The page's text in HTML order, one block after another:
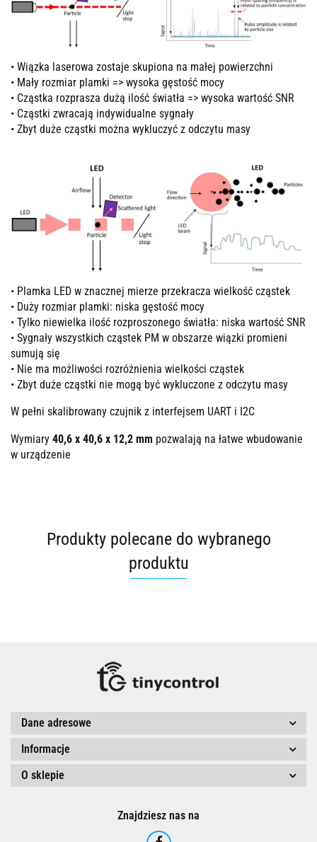
• Wiązka laserowa zostaje skupiona na małej powierzchni
• Mały rozmiar plamki => wysoka gęstość mocy
• Cząstka rozprasza dużą ilość światła => wysoka wartość SNR
• Cząstki zwracają indywidualne sygnały
• Zbyt duże cząstki można wykluczyć z odczytu masy
• Plamka LED w znacznej mierze przekracza wielkość cząstek
• Duży rozmiar plamki: niska gęstość mocy
• Tylko niewielka ilość rozproszonego światła: niska wartość SNR
• Sygnały wszystkich cząstek PM w obszarze wiązki promieni
sumują się
• Nie ma możliwości rozróżnienia wielkości cząstek
• Zbyt duże cząstki nie mogą być wykluczone z odczytu masy
W pełni skalibrowany czujnik z interfejsem UART i I2C
Wymiary 40,6 x 40,6 x 12,2 mm pozwalają na łatwe wbudowanie
w urządzenie
Produkty polecane do wybranego
produktu
Dane adresowe
Informacje
O sklepie
Znajdziesz nas na